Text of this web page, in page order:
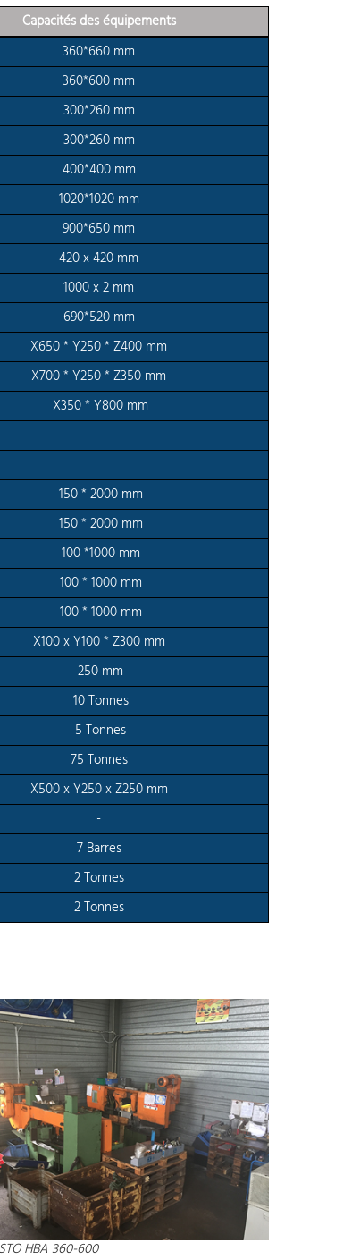
Capacités des équipements
360*660 mm
360*600 mm
300*260 mm
300*260 mm
400*400 mm
1020*1020 mm
900*650 mm
420 x 420 mm
1000 x 2 mm
690*520 mm
X650 * Y250 * Z400 mm
X700 * Y250 * Z350 mm
X350 * Y800 mm
150 * 2000 mm
150 * 2000 mm
100 *1000 mm
100 * 1000 mm
100 * 1000 mm
X100 x Y100 * Z300 mm
250 mm
10 Tonnes
5 Tonnes
75 Tonnes
X500 x Y250 x Z250 mm
-
7 Barres
2 Tonnes
2 Tonnes
HBA 360-600